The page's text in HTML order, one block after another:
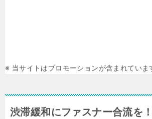
※ 当サイトはプロモーションが含まれていま
渋滞緩和にファスナー合流を！